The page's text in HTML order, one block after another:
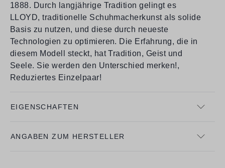
1888. Durch langjährige Tradition gelingt es
LLOYD, traditionelle Schuhmacherkunst als solide
Basis zu nutzen, und diese durch neueste
Technologien zu optimieren. Die Erfahrung, die in
diesem Modell steckt, hat Tradition, Geist und
Seele. Sie werden den Unterschied merken!,
Reduziertes Einzelpaar!
EIGENSCHAFTEN
ANGABEN ZUM HERSTELLER